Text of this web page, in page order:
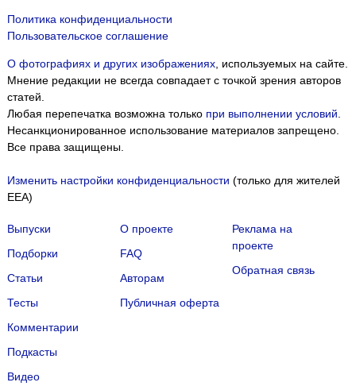
Политика конфиденциальности
Пользовательское соглашение
О фотографиях и других изображениях, используемых на сайте.
Мнение редакции не всегда совпадает с точкой зрения авторов
статей.
Любая перепечатка возможна только при выполнении условий
Несанкционированное использование материалов запрещено.
Все права защищены.
Изменить настройки конфиденциальности (только для жителей
EEA)
Выпуски
Подборки
Статьи
Тесты
Комментарии
Подкасты
Видео
О проекте
FAQ
Авторам
Публичная оферта
Реклама на
проекте
Обратная связь